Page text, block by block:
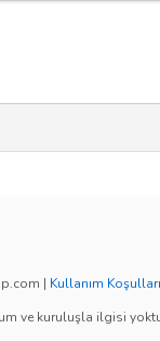
| Kullanım Koşulları
ve kuruluşla ilgisi